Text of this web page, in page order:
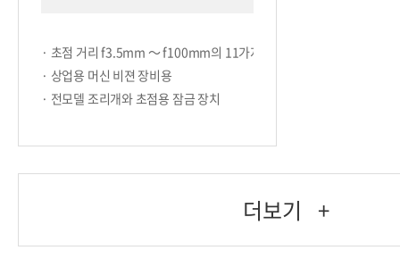
· 초점 거리 f3.5mm ～ f100mm의 11가지 모델
· 상업용 머신 비젼 장비용
· 전모델 조리개와 초점용 잠금 장치
더보기 +